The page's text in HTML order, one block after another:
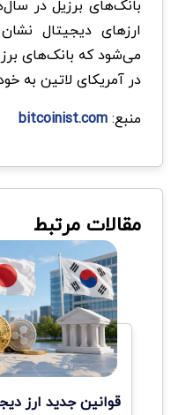
بانک‌های برزیل در
ارزهای دیجیتال
در آمریکای لاتین به
منبع:bitcoinist.com
مقالات مرتبط
قوانین جدید ارز